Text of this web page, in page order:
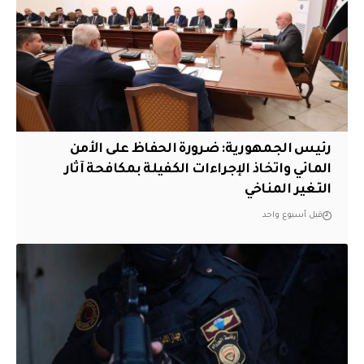
رئيس الجمهورية: ضرورة الحفاظ على الأمن
المائي واتخاذ الإجراءات الكفيلة بمكافحة آثار
التغير المناخي
قبل أسبوع واحد